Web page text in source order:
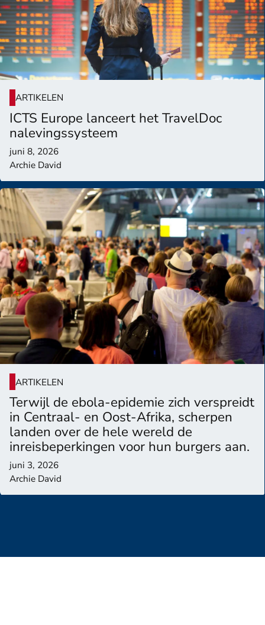
ARTIKELEN
ICTS Europe lanceert het TravelDoc
nalevingssysteem
juni 8, 2026
Archie David
ARTIKELEN
Terwijl de ebola-epidemie zich verspreidt
in Centraal- en Oost-Afrika, scherpen
landen over de hele wereld de
inreisbeperkingen voor hun burgers aan.
juni 3, 2026
Archie David